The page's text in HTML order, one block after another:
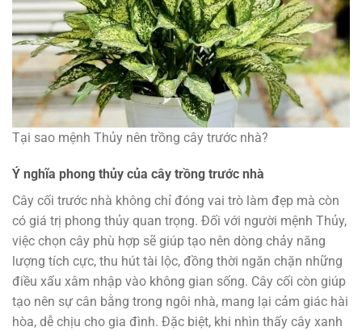
Tại sao mệnh Thủy nên trồng cây trước nhà?
Ý nghĩa phong thủy của cây trồng trước nhà
Cây cối trước nhà không chỉ đóng vai trò làm đẹp mà còn
có giá trị phong thủy quan trọng. Đối với người mệnh Thủy,
việc chọn cây phù hợp sẽ giúp tạo nên dòng chảy năng
lượng tích cực, thu hút tài lộc, đồng thời ngăn chặn những
điều xấu xâm nhập vào không gian sống. Cây cối còn giúp
tạo nên sự cân bằng trong ngôi nhà, mang lại cảm giác hài
hòa, dễ chịu cho gia đình. Đặc biệt, khi nhìn thấy cây xanh